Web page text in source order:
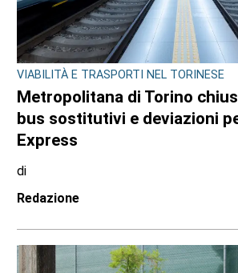
VIABILITÀ E TRASPORTI NEL TORINESE
Metropolitana di Torino
bus sostitutivi e deviazioni
Express
di
Redazione